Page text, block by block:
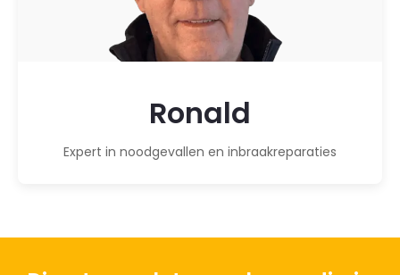
Ronald
Expert in noodgevallen en inbraakreparaties